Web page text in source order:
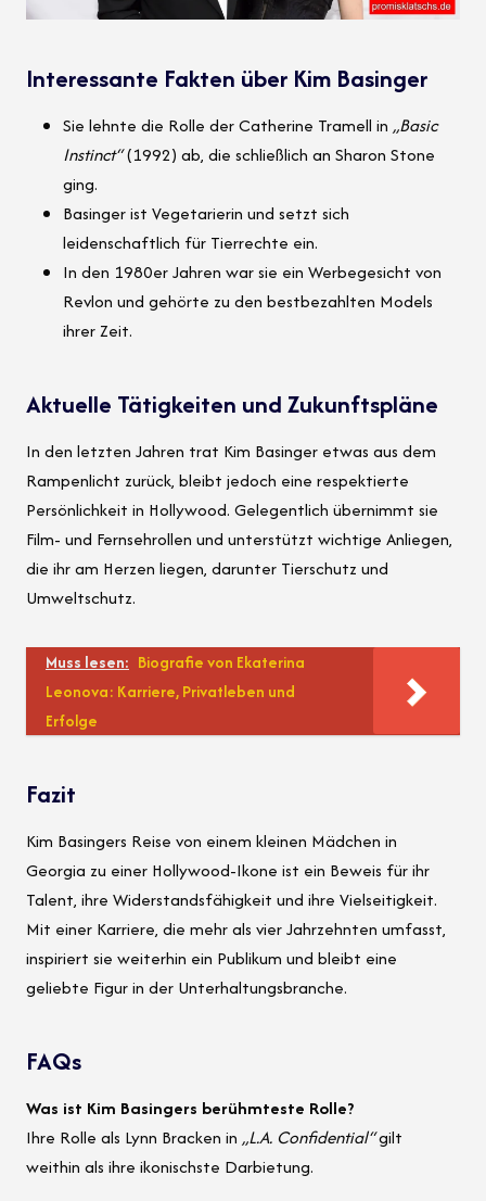
Interessante Fakten über Kim Basinger
Sie lehnte die Rolle der Catherine Tramell in „Basic
Instinct“(1992) ab, die schließlich an Sharon Stone
ging.
Basinger ist Vegetarierin und setzt sich
leidenschaftlich für Tierrechte ein.
In den 1980er Jahren war sie ein Werbegesicht von
Revlon und gehörte zu den bestbezahlten Models
ihrer Zeit.
Aktuelle Tätigkeiten und Zukunftspläne
In den letzten Jahren trat Kim Basinger etwas aus dem
Rampenlicht zurück, bleibt jedoch eine respektierte
Persönlichkeit in Hollywood. Gelegentlich übernimmt sie
Film- und Fernsehrollen und unterstützt wichtige Anliegen,
die ihr am Herzen liegen, darunter Tierschutz und
Umweltschutz.
Muss lesen: Biografie von Ekaterina
Leonova: Karriere, Privatleben und
Erfolge
Fazit
Kim Basingers Reise von einem kleinen Mädchen in
Georgia zu einer Hollywood-Ikone ist ein Beweis für ihr
Talent, ihre Widerstandsfähigkeit und ihre Vielseitigkeit.
Mit einer Karriere, die mehr als vier Jahrzehnten umfasst,
inspiriert sie weiterhin ein Publikum und bleibt eine
geliebte Figur in der Unterhaltungsbranche.
FAQs
Was ist Kim Basingers berühmteste Rolle?
Ihre Rolle als Lynn Bracken in „L.A. Confidential“gilt
weithin als ihre ikonischste Darbietung.